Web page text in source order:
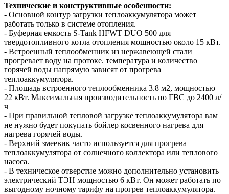
Технические и конструктивные особенности:
- Основной контур загрузки теплоаккумулятора может
работать только в системе отопления.
- Буферная емкость S-Tank HFWT DUO 500 для
твердотопливного котла отопления мощностью около 15 кВт.
- Встроенный теплообменник из нержавеющей стали
прогревает воду на протоке. температура и количество
горячей воды напрямую зависят от прогрева
теплоаккумулятора.
- Площадь встроенного теплообменника 3.8 м2, мощностью
22 кВт. Максимальная производительность по ГВС до 2400 л/
ч
- При правильной тепловой загрузке теплоаккумулятора вам
не нужно будет покупать бойлер косвенного нагрева для
нагрева горячей воды.
- Верхний змеевик часто используется для прогрева
теплоаккумулятора от солнечного коллектора или теплового
насоса.
- В техническое отверстие можно дополнительно установить
электрический ТЭН мощностью 6 кВт. Он может работать по
выгодному ночному тарифу на прогрев теплоаккумулятора.